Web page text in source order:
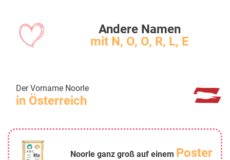
Andere Namen
mit N, O, O, R, L, E
Der Vorname Noorle
in Österreich
Noorle ganz groß auf einem Poster